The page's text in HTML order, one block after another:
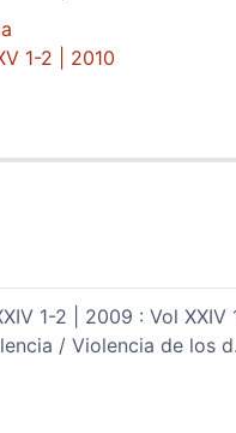
1-2 | 2010
1-2 | 2009 : Vol
/ Violencia de los d